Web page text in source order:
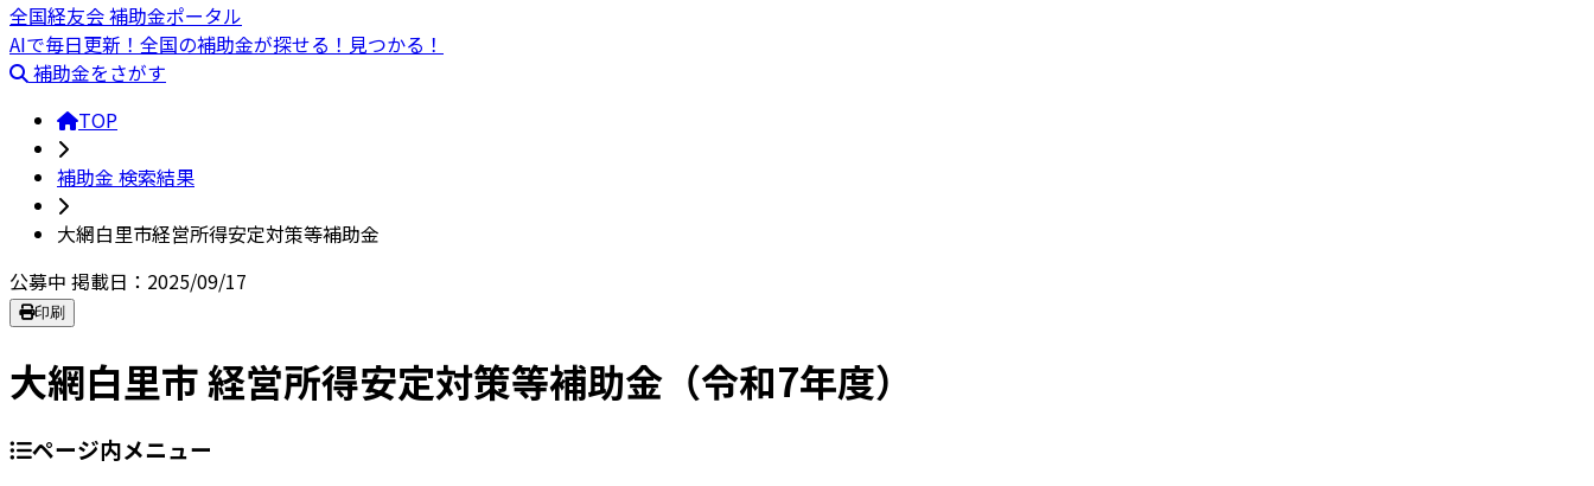
全国経友会 補助金ポータル
AIで毎日更新！全国の補助金が探せる！見つかる！
補助金をさがす
TOP
補助金 検索結果
大網白里市経営所得安定対策等補助金
公募中 掲載日：2025/09/17
印刷
大網白里市 経営所得安定対策等補助金（令和7年度）
ページ内メニュー